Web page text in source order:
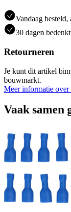
Vandaag
30 dagen
Retourneren
Je kunt dit artikel
bouwmarkt.
Meer informatie over
Vaak samen